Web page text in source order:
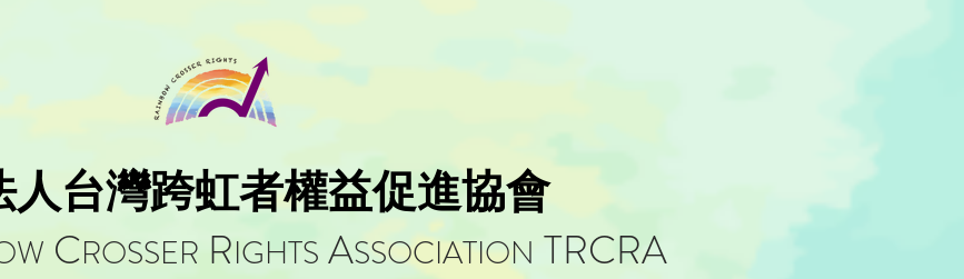
人台灣跨虹者權益促進協會
CROSSER RIGHTS ASSOCIATION TRCRA